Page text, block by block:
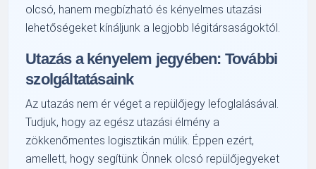
olcsó, hanem megbízható és kényelmes utazási
lehetőségeket kínáljunk a legjobb légitársaságoktól.
Utazás a kényelem jegyében: További
szolgáltatásaink
Az utazás nem ér véget a repülőjegy lefoglalásával.
Tudjuk, hogy az egész utazási élmény a
zökkenőmentes logisztikán múlik. Éppen ezért,
amellett, hogy segítünk Önnek olcsó repülőjegyeket